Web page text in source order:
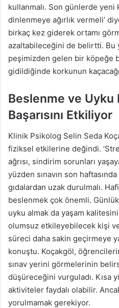
kullanmalı. Son günlerde
dinlenmeye ağırlık vermeli’
birkaç kez giderek ortamı
azaltabileceğini de belirtti. Bu
peşimizden gelen bir köpeğe
gidildiğinde korkunun
Beslenme ve Uyku
Başarısını Etkiliyor
Klinik Psikolog Selin Seda
fiziksel etkilerine değindi.
ağrısı, sindirim sorunları
yüzden sınavın son
gıdalardan uzak durulmalı.
beslenmek çok önemli.
uyku almak da yaşam
olumsuz etkileyebilecek kişi
süreci daha sakin geçirmeye
konuştu. Koçakgöl,
sınav yerini görmelerinin
düşüreceğini vurguladı. Kısa
aktiviteler faydalı olabilir.
yorulmamak gerekiyor.